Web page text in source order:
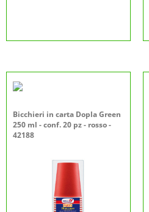
Bicchieri in carta Dopla Green
250 ml - conf. 20 pz - rosso -
42188